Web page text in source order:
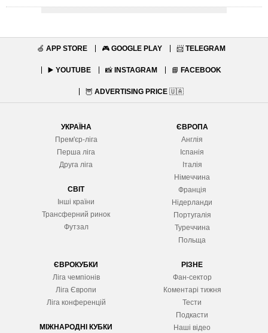
🍏 APP STORE 🎮 GOOGLE PLAY 📨 TELEGRAM
▶️ YOUTUBE 📸 INSTAGRAM 📘 FACEBOOK
🦉 ADVERTISING PRICE 🇺🇦
УКРАЇНА
Прем'єр-ліга
Перша ліга
Друга ліга
СВІТ
Інші країни
Трансферний ринок
Футзал
ЄВРОПА
Англія
Іспанія
Італія
Німеччина
Франція
Нідерланди
Португалія
Туреччина
Польща
ЄВРОКУБКИ
Ліга чемпіонів
Ліга Європи
Ліга конференцій
МІЖНАРОДНІ КУБКИ
РІЗНЕ
Фан-сектор
Коментарі тижня
Тести
Подкасти
Наші відео